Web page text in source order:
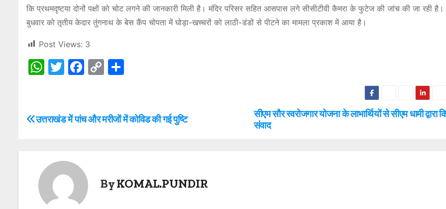
कि प्रथमदृष्टया दोनों पक्षों को चोट लगने की जानकारी मिली है। मंदिर परिसर सहित आसपास लगे सीसीटीवी कैमरा के फुटेज की जांच की जा रही
बुधवार को तृतीय केदार तुंगनाथ के बेस कैंप चोपता में घोड़ा-खच्चरों को लाठी-डंडों से पीटने का मामला प्रकाश में आया है।
Post Views: 3
W
s
p
T
er
F
e
k
C
y e
P
सीएम सौर स्वरोजगार योजना के लाभार्थियों से सीएम धामी द्वारा
संवाद
उत्तराखंड में पांच और मरीजों में कोविड की गई पुष्टि
ByKOMAL.PUNDIR